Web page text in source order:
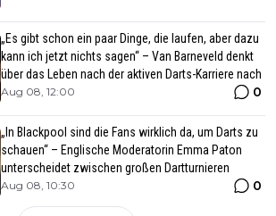
„Es gibt schon ein paar Dinge, die laufen, aber dazu
kann ich jetzt nichts sagen“ – Van Barneveld denkt
über das Leben nach der aktiven Darts-Karriere nach
Aug 08, 12:00 0
„In Blackpool sind die Fans wirklich da, um Darts zu
schauen“ – Englische Moderatorin Emma Paton
unterscheidet zwischen großen Dartturnieren
Aug 08, 10:30 0